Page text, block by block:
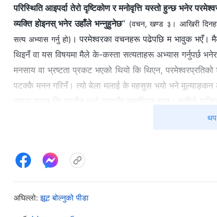
परिस्थिति आइपर्दा तेरो दृष्टिकोण र मनोवृत्ति यस्तो हुन्छ भनेर
व्यक्ति होइनस् भनेर उहाँले भन्‍नुहुनेछ” (वचन, खण्ड ३। आखिरी
सत्य अभ्यास गर्नु हो) । परमेश्‍वरका वचनहरू पढेपछि म भावुक भएँ।
थिइनँ वा यस विषयमा मैले के-कस्ता सत्यताहरू अभ्यास गर्नुपर्छ
मनसाय वा भ्रष्टता प्रकट भएको थियो कि थिएन,
पटक्कै मनन गरिनँ। त्यो बेला मलाई के महसुस भयो भने
ब्रदर-सिस्टरहरूको जीवन प्रवेश समावेश थियो। झूटा कुरा
उनलाई दमन गरिरहेकी छु भनेर अरूले भन्छन् भन्‍ने डरले मैले केही
अगुवाले भन्‍नेछिन् र त्यसले गर्दा उनले मलाई हेर्ने दृष्टिकोणमा असर
अघिल्लो:झूट बोल्‍नुको पीडा